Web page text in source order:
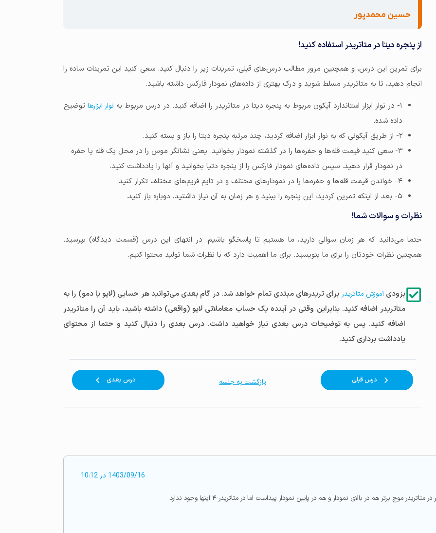
حسین محمدپور
از پنجره دیتا در متاتریدر استفاده کنید!
برای تمرین این درس، و همچنین مرور مطالب درس‌های قبلی، تمرینات زیر را دنبال کنید. سعی کنید این تمرینات ساده را
انجام دهید، تا به متاتریدر مسلط شوید و درک بهتری از داده‌های نمودار فارکس داشته باشید.
۱- در نوار ابزار استاندارد آیکون مربوط به پنجره دیتا در متاتریدر را اضافه کنید. در درس مربوط به
نوار ابزارهاتوضیح
داده شده.
۲- از طریق آیکونی که به نوار ابزار اضافه کردید، چند مرتبه پنجره دیتا را باز و بسته کنید.
۳- سعی کنید قیمت قله‌ها و حفره‌ها را در گذشته نمودار بخوانید. یعنی نشانگر موس را در محل یک قله یا حفره
در نمودار قرار دهید. سپس داده‌های نمودار فارکس را از پنجره دتیا بخوانید و آنها را یادداشت کنید.
۴- خواندن قیمت قله‌ها و حفره‌ها را در نمودارهای مختلف و در تایم فریم‌های مختلف تکرار کنید.
۵- بعد از اینکه تمرین کردید، این پنجره را ببنید و هر زمان به آن نیاز داشتید، دوباره باز کنید.
نظرات و سوالات شما!
حتما می‌دانید که هر زمان سوالی دارید، ما هستیم تا پاسخگو باشیم. در انتهای این درس (قسمت دیدگاه) بپرسید.
همچنین نظرات خودتان را برای ما بنویسید. برای ما اهمیت دارد که با نظرات شما تولید محتوا کنیم.
بزودیآموزش متاتریدر برای تریدرهای مبتدی تمام خواهد شد. در گام بعدی می‌توانید هر حسابی (لایو یا دمو) را به
متاتریدر اضافه کنید. بنابراین وقتی در آینده یک حساب معاملاتی لایو (واقعی) داشته باشید، باید آن را متاتریدر
اضافه کنید. پس به توضیحات درس بعدی نیاز خواهید داشت. درس بعدی را دنبال کنید و حتما از محتوای
یادداشت برداری کنید.
درس قبلی بازگشت به جلسه درس بعدی
1403/09/16 در 10:12
برتر هم در بالای نمودار و هم در پایین نمودار پیداست اما در متاتریدر ۴ اینها وجود ندارد.